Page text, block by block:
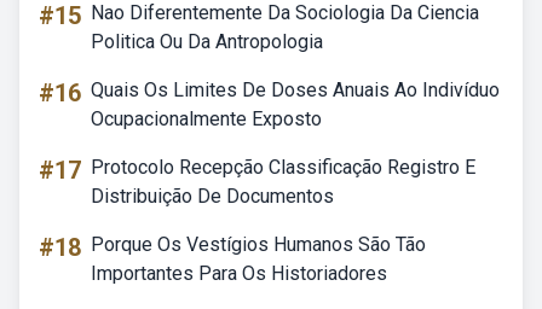
#15 Nao Diferentemente Da Sociologia Da Ciencia
Politica Ou Da Antropologia
#16 Quais Os Limites De Doses Anuais Ao Indivíduo
Ocupacionalmente Exposto
#17 Protocolo Recepção Classificação Registro E
Distribuição De Documentos
#18 Porque Os Vestígios Humanos São Tão
Importantes Para Os Historiadores